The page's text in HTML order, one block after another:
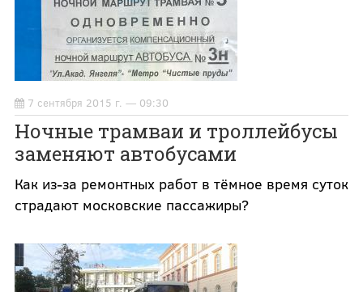
7 сентября 2015 г. — 09:30
Ночные трамваи и троллейбусы
заменяют автобусами
Как из-за ремонтных работ в тёмное время суток
страдают московские пассажиры?